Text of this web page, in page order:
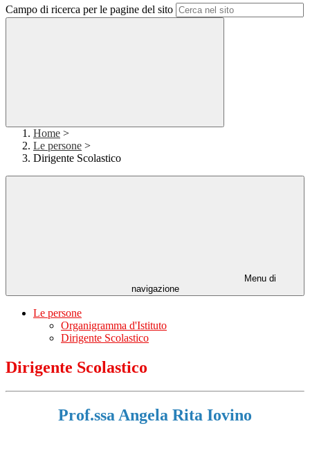
Campo di ricerca per le pagine del sito
Home >
Le persone >
Dirigente Scolastico
Menu di
navigazione
Le persone
Organigramma d'Istituto
Dirigente Scolastico
Dirigente Scolastico
Prof.ssa Angela Rita Iovino